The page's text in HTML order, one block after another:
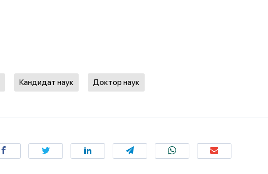
Кандидат наук Доктор наук